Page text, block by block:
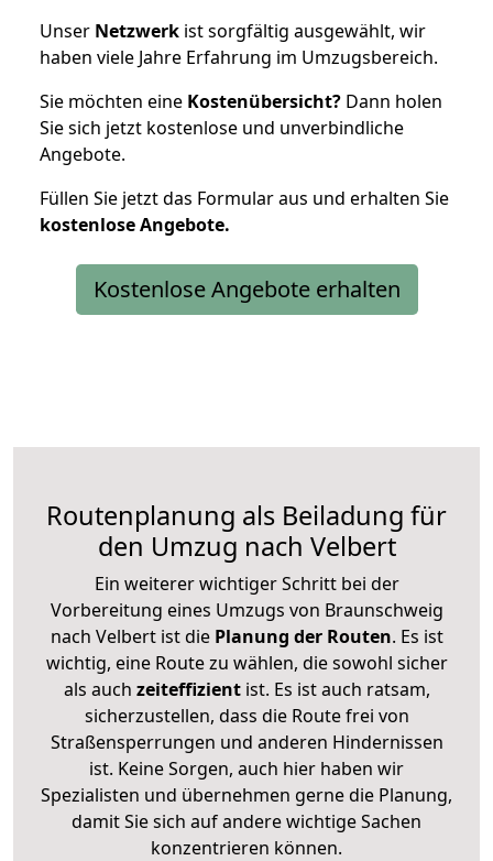
Unser Netzwerk ist sorgfältig ausgewählt, wir
haben viele Jahre Erfahrung im Umzugsbereich.
Sie möchten eine Kostenübersicht? Dann holen
Sie sich jetzt kostenlose und unverbindliche
Angebote.
Füllen Sie jetzt das Formular aus und erhalten Sie
kostenloseAngebote.
Kostenlose Angebote erhalten
Routenplanung als Beiladung für
den Umzug nach Velbert
Ein weiterer wichtiger Schritt bei der
Vorbereitung eines Umzugs von Braunschweig
nach Velbert ist diePlanung der Routen. Es ist
wichtig, eine Route zu wählen, die sowohl sicher
als auch zeiteffizientist. Es ist auch ratsam,
sicherzustellen, dass die Route frei von
Straßensperrungen und anderen Hindernissen
ist. Keine Sorgen, auch hier haben wir
Spezialisten und übernehmen gerne die Planung,
damit Sie sich auf andere wichtige Sachen
konzentrieren können.